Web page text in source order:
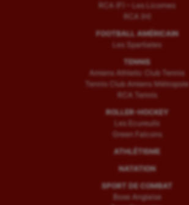
RCA (F) – Les Licornes
RCA (H)
FOOTBALL AMÉRICAIN
Les Spartiates
TENNIS
Amiens Athletic Club Tennis
Tennis Club Amiens Métropole
RCA Tennis
ROLLER-HOCKEY
Les Ecureuils
Green Falcons
ATHLÉTISME
NATATION
SPORT DE COMBAT
Boxe Anglaise